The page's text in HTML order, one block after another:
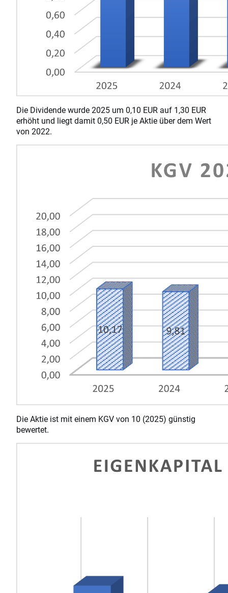
Die Dividende wurde 2025 um 0,10 EUR auf 1,30 EUR
erhöht und liegt damit 0,50 EUR je Aktie über dem Wert
von 2022.
Die Aktie ist mit einem KGV von 10 (2025) günstig
bewertet.